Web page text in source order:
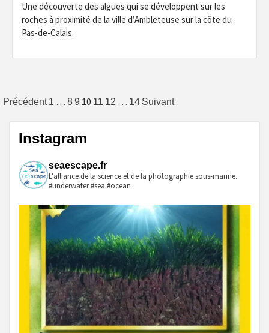
Une découverte des algues qui se développent sur les
roches à proximité de la ville d’Ambleteuse sur la côte du
Pas-de-Calais.
Pagination
des
publications
Précédent 1 … 89 10 11 12 … 14 Suivant
Instagram
seaescape.fr
L'alliance de la science et de la photographie sous-marine.
#underwater #sea #ocean